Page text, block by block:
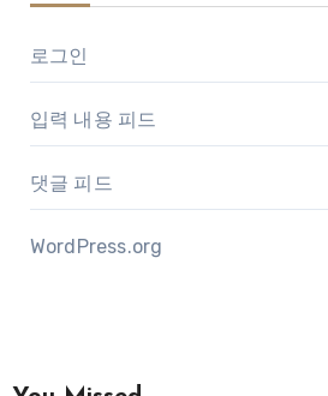
로그인
입력 내용 피드
댓글 피드
WordPress.org